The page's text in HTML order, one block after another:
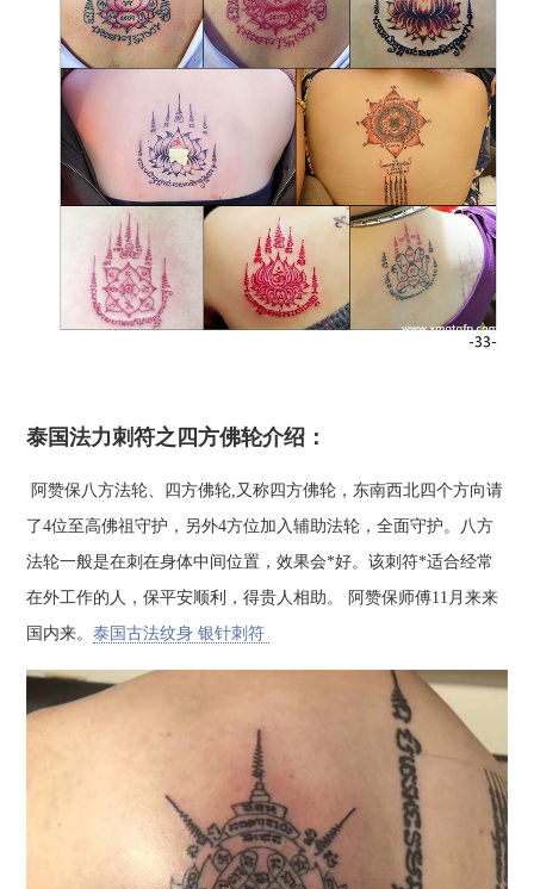
泰国法力刺符之四方佛轮介绍：
阿赞保八方法轮、四方佛轮,又称四方佛轮，东南西北四个方向请
了4位至高佛祖守护，另外4方位加入辅助法轮，全面守护。八方
法轮一般是在刺在身体中间位置，效果会*好。该刺符*适合经常
在外工作的人，保平安顺利，得贵人相助。 阿赞保师傅11月来来
国内来。泰国古法纹身 银针刺符